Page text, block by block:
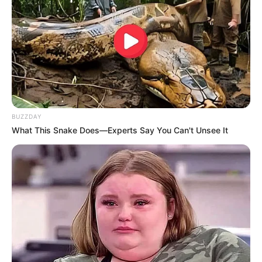
Fita métrica
Agulha e linha (ou máquina de costura)
Tábua de passar
Tesoura
Elástico de 0,5 cm de largura
Alfinetes
Um grande alfinete de segurança
Giz de alfaiate
Passo a Passo
1. Meça a tábua
BUZZDAY
What This Snake Does—Experts Say You Can't Unsee It